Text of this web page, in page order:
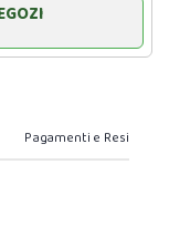
Pagamenti e Resi